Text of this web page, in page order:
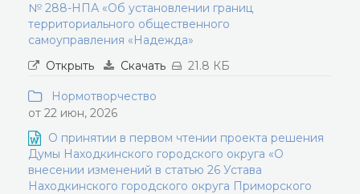
№ 288-НПА «Об установлении границ
территориального общественного
самоуправления «Надежда»
Открыть
Скачать 21.8 КБ
Нормотворчество
от 22 июн, 2026
О принятии в первом чтении проекта решения
Думы Находкинского городского округа «О
внесении изменений в статью 26 Устава
Находкинского городского округа Приморского